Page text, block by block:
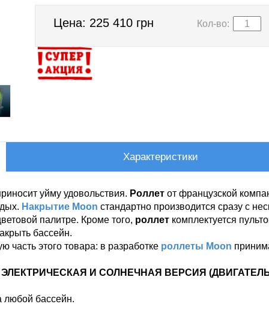
Цена: 225 410 грн Кол-во:
Характеристики
уйму удовольствия. Роллет от французской
Накрытие Moon стандартно производится сразу с
палитре. Кроме того, роллет комплектуется
бассейн.
часть этого товара: в разработке роллеты Moon
ЭЛЕКТРИЧЕСКАЯ И СОЛНЕЧНАЯ ВЕРСИЯ
любой бассейн.